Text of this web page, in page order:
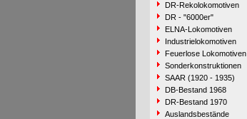
DR-Rekolokomotiven
DR - "6000er"
ELNA-Lokomotiven
Industrielokomotiven
Feuerlose Lokomotiven
Sonderkonstruktionen
SAAR (1920 - 1935)
DB-Bestand 1968
DR-Bestand 1970
Auslandsbestände